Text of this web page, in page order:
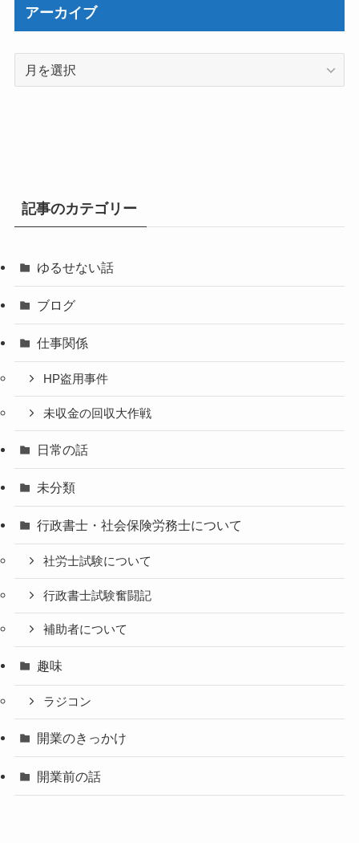
アーカイブ
記事のカテゴリー
ゆるせない話
ブログ
仕事関係
HP盗用事件
未収金の回収大作戦
日常の話
未分類
行政書士・社会保険労務士について
社労士試験について
行政書士試験奮闘記
補助者について
趣味
ラジコン
開業のきっかけ
開業前の話